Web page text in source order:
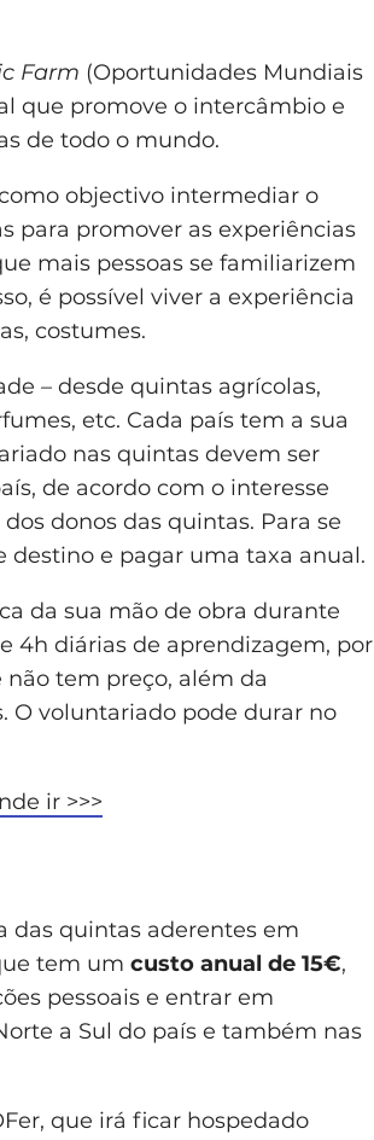
Farm (Oportunidades Mundiais
que promove o intercâmbio e
de todo o mundo.
objectivo intermediar o
para promover as experiências
mais pessoas se familiarizem
é possível viver a experiência
costumes.
– desde quintas agrícolas,
etc. Cada país tem a sua
nas quintas devem ser
de acordo com o interesse
donos das quintas. Para se
destino e pagar uma taxa anual.
da sua mão de obra durante
4h diárias de aprendizagem, por
tem preço, além da
O voluntariado pode durar no
ir >>>
das quintas aderentes em
tem um custo anual de 15€,
pessoais e entrar em
a Sul do país e também nas
que irá ficar hospedado